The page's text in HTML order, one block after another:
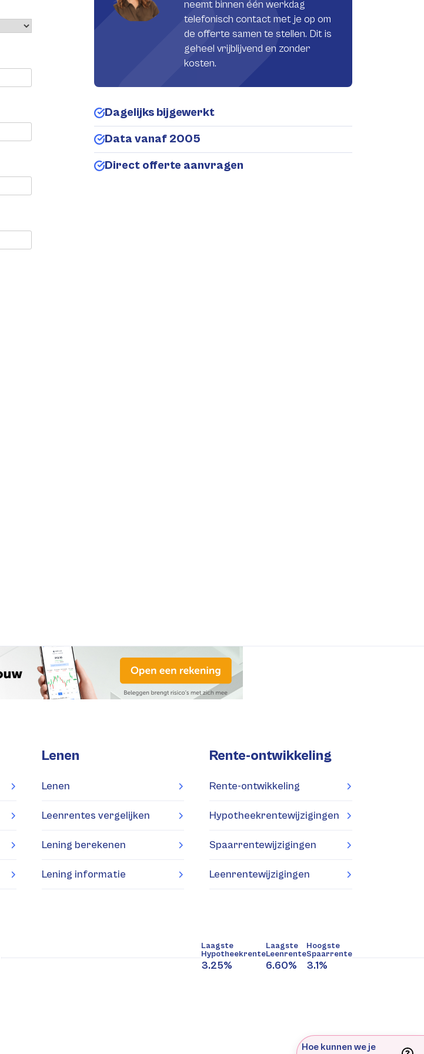
neemt binnen één werkdag
telefonisch contact met je op om
de offerte samen te stellen. Dit is
geheel vrijblijvend en zonder
kosten.
Dagelijks bijgewerkt
Data vanaf 2005
Direct offerte aanvragen
Lenen
Lenen
Leenrentes vergelijken
Lening berekenen
Lening informatie
Rente-ontwikkeling
Rente-ontwikkeling
Hypotheekrentewijzigingen
Spaarrentewijzigingen
Leenrentewijzigingen
Laagste
Hypotheekrente
3.25%
Laagste
Leenrente
6.60%
Hoogste
Spaarrente
3.1%
Hoe kunnen we je